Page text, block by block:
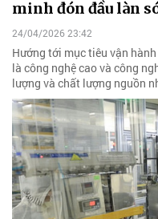
minh đón đầu làn
24/04/2026 23:42
Hướng tới mục tiêu vận
là công nghệ cao và công
lượng và chất lượng nguồn